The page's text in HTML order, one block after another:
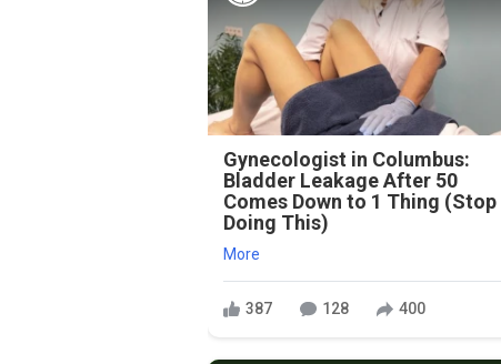
Gynecologist in Columbus:
Bladder Leakage After 50
Comes Down to 1 Thing (Stop
Doing This)
More
387 128 400